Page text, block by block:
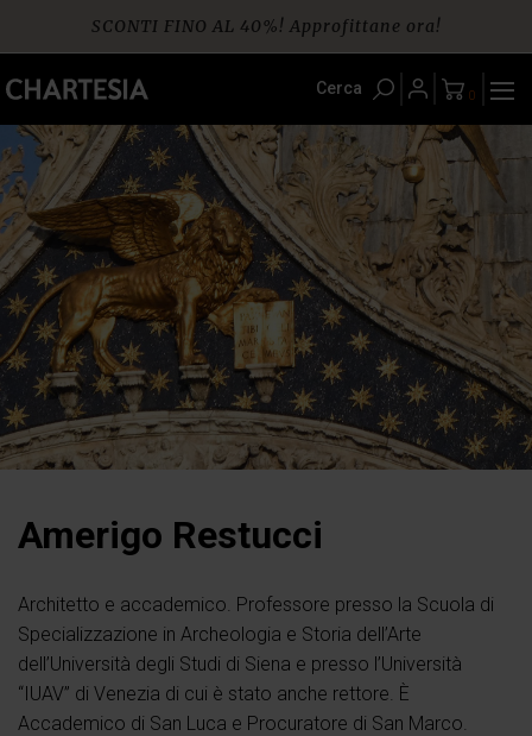
content
SCONTI FINO AL 40%! Approfittane ora!
Spedizione gratuita per ordini da € 60
Cerca 0
Amerigo Restucci
Architetto e accademico. Professore presso la Scuola di
Specializzazione in Archeologia e Storia dell’Arte
dell’Università degli Studi di Siena e presso l’Università
“IUAV” di Venezia di cui è stato anche rettore. È
Accademico di San Luca e Procuratore di San Marco.